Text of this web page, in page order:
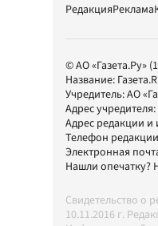
РедакцияРеклама
© АО «Газета.Ру»
Название:
Учредитель:АО
Адрес
Адрес редакции и
Телефон
Электронная
Нашли опечатку?
Свидетельство о
10.11.2016 г.